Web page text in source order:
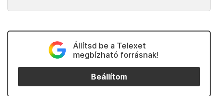
Állítsd be a Telexet
megbízható forrásnak!
Beállítom